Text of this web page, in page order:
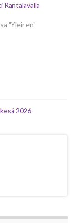
Rantalavalla
"Yleinen"
2026